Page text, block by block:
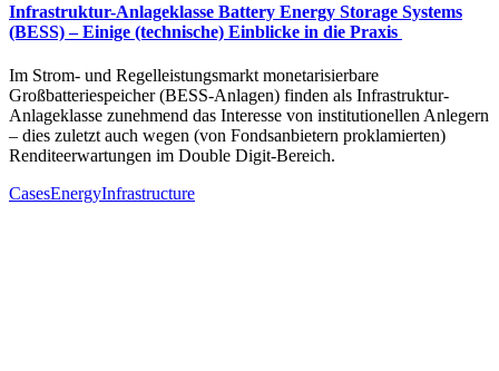
Infrastruktur-Anlageklasse Battery Energy Storage Systems
(BESS) – Einige (technische) Einblicke in die Praxis
Im Strom- und Regelleistungsmarkt monetarisierbare
Großbatteriespeicher (BESS-Anlagen) finden als Infrastruktur-
Anlageklasse zunehmend das Interesse von institutionellen Anlegern
– dies zuletzt auch wegen (von Fondsanbietern proklamierten)
Renditeerwartungen im Double Digit-Bereich.
CasesEnergyInfrastructure